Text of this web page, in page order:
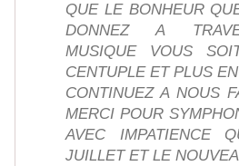
QUE LE BONHEUR
DONNEZ A
MUSIQUE VOUS
CENTUPLE ET PLUS
CONTINUEZ A NOUS
MERCI POUR
AVEC IMPATIENCE
JUILLET ET LE